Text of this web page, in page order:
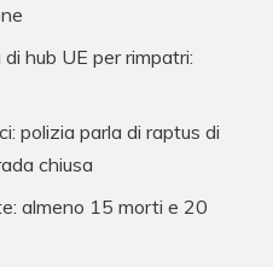
hub UE per rimpatri:
polizia parla di raptus di
chiusa
almeno 15 morti e 20